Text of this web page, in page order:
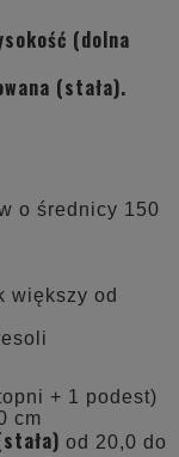
(dolna
(stała).
o średnicy 150
większy od
+ 1 podest)
cm
od 20,0 do